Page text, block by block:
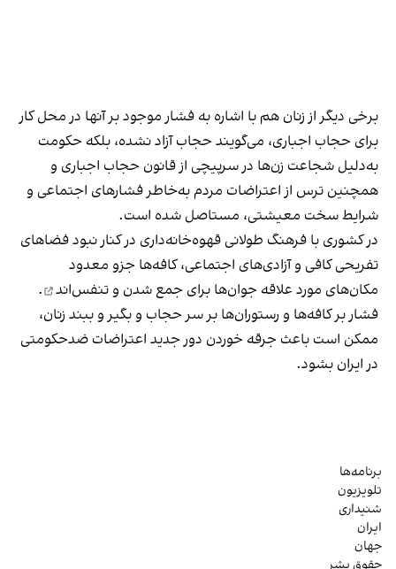
برخی دیگر از زنان هم با اشاره به فشار موجود بر آنها در محل کار
برای حجاب اجباری، می‌گویند حجاب آزاد نشده، بلکه حکومت
به‌دلیل شجاعت زن‌ها در سرپیچی از قانون حجاب اجباری و
همچنین ترس از اعتراضات مردم به‌خاطر فشارهای اجتماعی و
شرایط سخت معیشتی، مستاصل شده است.
در کشوری با فرهنگ طولانی قهوه‌‌خانه‌داری در کنار نبود فضاهای
تفریحی کافی و آزادی‌های اجتماعی، کافه‌ها جزو معدود
مکان‌های مورد علاقه جوان‌ها برای جمع شدن و تنفس‌اند
.
فشار بر کافه‌ها و رستوران‌ها بر سر حجاب و بگیر و ببند زنان،
ممکن است باعث جرقه خوردن دور جدید اعتراضات ضدحکومتی
در ایران بشود.
برنامه‌ها
تلویزیون
شنیداری
ایران
جهان
حقوق بشر